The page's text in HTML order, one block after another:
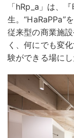
「hRp_a」は、
生。“HaRaPPa”
従来型の商業施
く、何にでも変
験ができる場に